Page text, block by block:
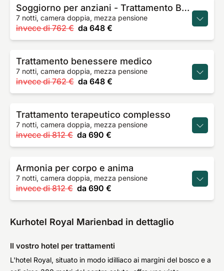
Soggiorno per anziani - Trattamento BestAger
7 notti, camera doppia, mezza pensione
invece di 762 € da 648 €
Trattamento benessere medico
7 notti, camera doppia, mezza pensione
invece di 762 € da 648 €
Trattamento terapeutico complesso
7 notti, camera doppia, mezza pensione
invece di 812 € da 690 €
Armonia per corpo e anima
7 notti, camera doppia, mezza pensione
invece di 812 € da 690 €
Kurhotel Royal Marienbad in dettaglio
Il vostro hotel per trattamenti
L'hotel Royal, situato in modo idilliaco ai margini del bosco e a